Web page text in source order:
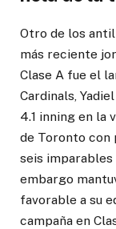
Otro de los
más reciente
Clase A fue el
Cardinals,
4.1 inning en la
de Toronto con
seis imparables
embargo
favorable a su
campaña en